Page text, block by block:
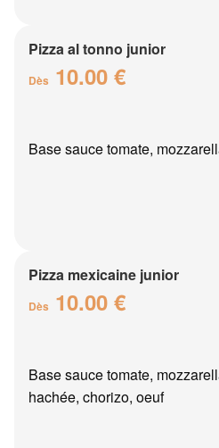
Pizza al tonno junior
Dès 10.00 €
Base sauce tomate,
Pizza mexicaine junior
Dès 10.00 €
Base sauce tomate,
hachée, chorizo, oeuf